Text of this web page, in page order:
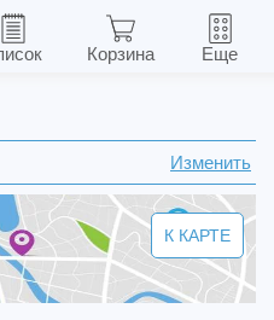
2,5% фл. 5 мл
Изменить
К КАРТЕ
Корзина Еще